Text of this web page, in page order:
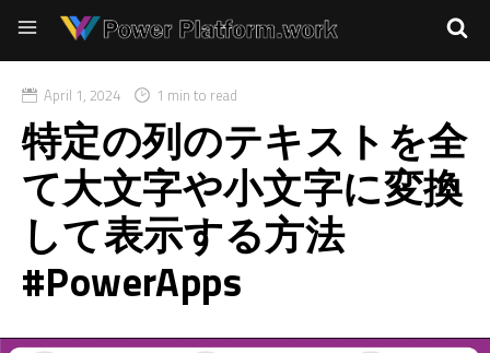
April 1, 2024 1 min to read
特定の列のテキストを全
て大文字や小文字に変換
して表示する方法
#PowerApps